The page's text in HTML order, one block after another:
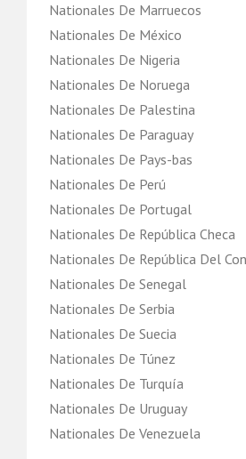
Nationales De Marruecos
Nationales De México
Nationales De Nigeria
Nationales De Noruega
Nationales De Palestina
Nationales De Paraguay
Nationales De Pays-bas
Nationales De Perú
Nationales De Portugal
Nationales De República Checa
Nationales De República Del
Nationales De Senegal
Nationales De Serbia
Nationales De Suecia
Nationales De Túnez
Nationales De Turquía
Nationales De Uruguay
Nationales De Venezuela